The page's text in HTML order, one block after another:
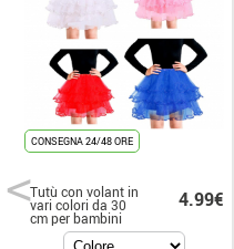
CONSEGNA 24/48 ORE
Tutù con volant in
vari colori da 30
cm per bambini
4.99€